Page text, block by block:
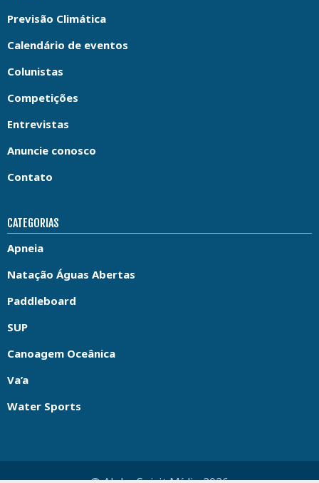
Previsão Climática
Calendário de eventos
Colunistas
Competições
Entrevistas
Anuncie conosco
Contato
CATEGORIAS
Apneia
Natação Águas Abertas
Paddleboard
SUP
Canoagem Oceânica
Va’a
Water Sports